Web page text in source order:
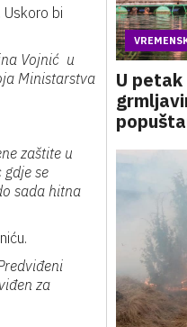
bi
Vojnić u
Ministarstva
zaštite u
se
sada hitna
za
U